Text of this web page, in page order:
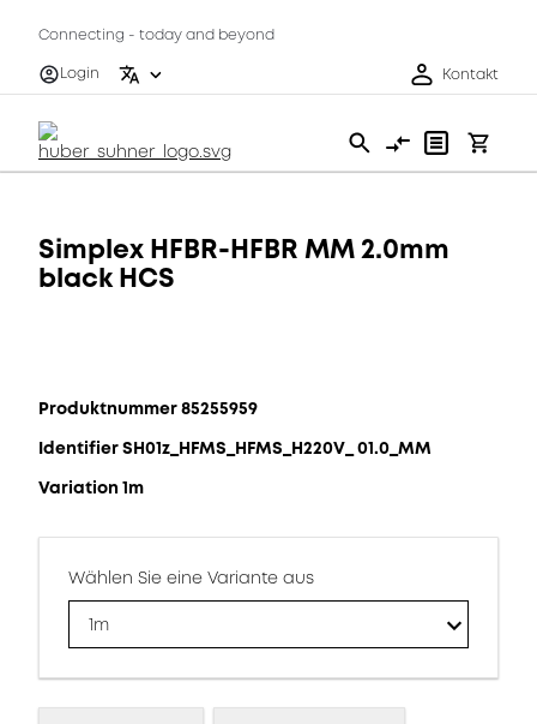
Connecting - today and beyond
Login
Kontakt
Simplex HFBR-HFBR MM 2.0mm
black HCS
Produktnummer 85255959
Identifier SH01z_HFMS_HFMS_H220V_ 01.0_MM
Variation 1m
Wählen Sie eine Variante aus
1m